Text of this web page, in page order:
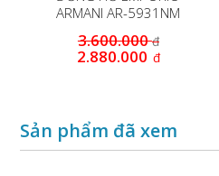
ARMANI AR-5931NM
3.600.000đ
2.880.000 đ
Sản phẩm đã xem